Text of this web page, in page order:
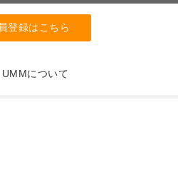
登録はこちら
UMMについて